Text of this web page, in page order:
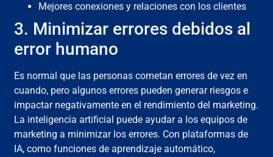
Mejores conexiones y relaciones con los clientes
3. Minimizar errores debidos al
error humano
Es normal que las personas cometan errores de vez en
cuando, pero algunos errores pueden generar riesgos e
impactar negativamente en el rendimiento del marketing.
La inteligencia artificial puede ayudar a los equipos de
marketing a minimizar los errores. Con plataformas de
IA, como funciones de aprendizaje automático,